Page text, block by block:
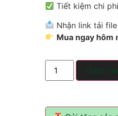
Tiết kiệm chi
Nhận link tải
Mua ngay hôm
Thêm